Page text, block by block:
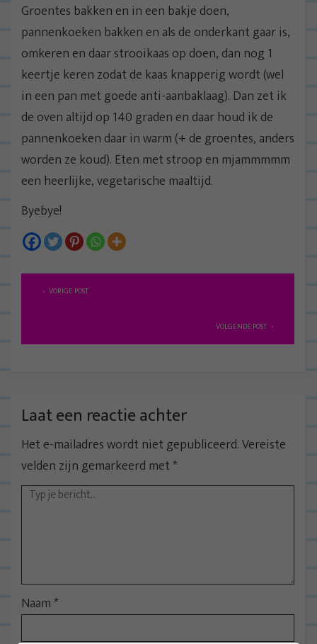
Groentes bakken en in een bakje doen,
pannenkoeken bakken en als de onderkant gaar is,
omkeren en daar strooikaas op doen, dan nog 1
keertje keren zodat de kaas knapperig wordt (wel
in een pan met goede anti-aanbaklaag). Dan zet ik
de oven altijd op 140 graden en daar houd ik de
pannenkoeken daar in warm (+ de groentes, anders
worden ze koud). Eten met stroop en mjammmmm
een heerlijke, vegetarische maaltijd.
Byebye!
i
t
n
a
v
i
e
VORIGE POST
VOLGENDE POST
Laat een reactie achter
Het e-mailadres wordt niet gepubliceerd.Vereiste
velden zijn gemarkeerd met*
Naam*